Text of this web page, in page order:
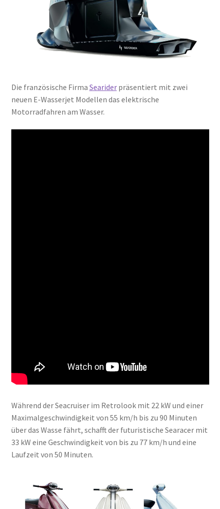
Die französische Firma Seariderpräsentiert mit zwei
neuen E-Wasserjet Modellen das elektrische
Motorradfahren am Wasser.
Während der Seacruiser im Retrolook mit 22 kW und einer
Maximalgeschwindigkeit von 55 km/h bis zu 90 Minuten
über das Wasse fährt, schafft der futuristische Searacer mit
33 kW eine Geschwindigkeit von bis zu 77 km/h und eine
Laufzeit von 50 Minuten.